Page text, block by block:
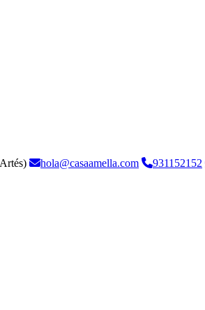
hola@casaamella.com 931152152